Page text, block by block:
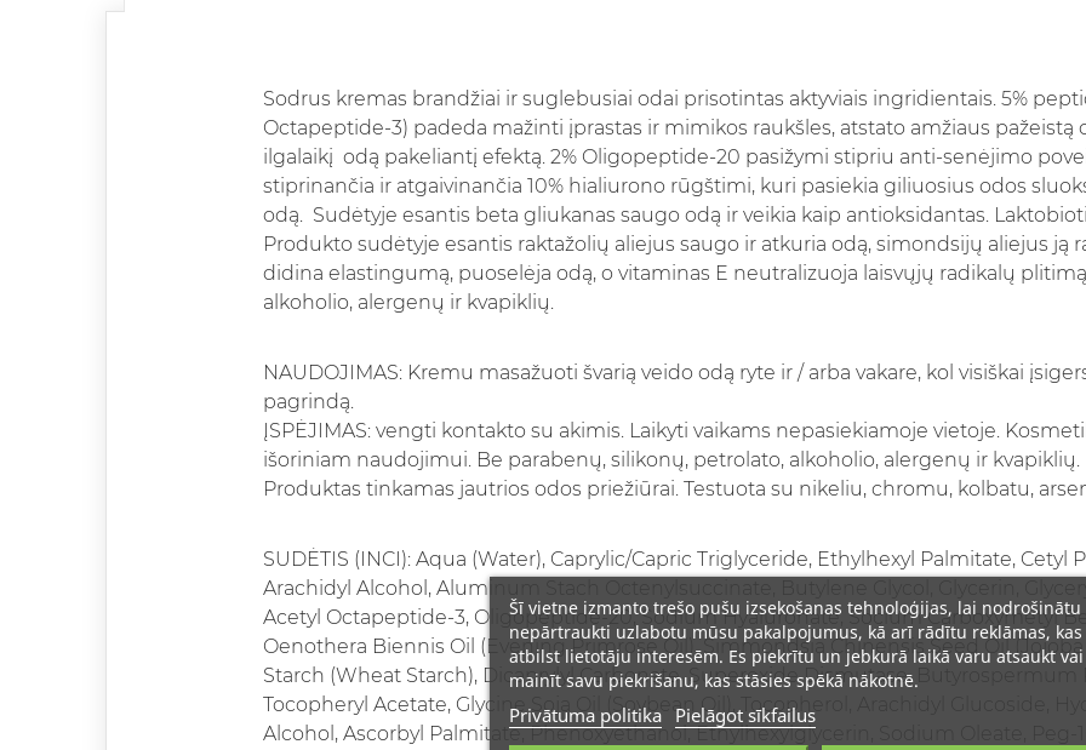
Sodrus kremas brandžiai ir suglebusiai odai prisotintas aktyviais ingridientais. 5%
Octapeptide-3) padeda mažinti įprastas ir mimikos raukšles, atstato amžiaus pažeistą
ilgalaikį odą pakeliantį efektą. 2% Oligopeptide-20 pasižymi stipriu anti-senėjimo
stiprinančia ir atgaivinančia 10% hialiurono rūgštimi, kuri pasiekia giliuosius odos
odą. Sudėtyje esantis beta gliukanas saugo odą ir veikia kaip antioksidantas.
Produkto sudėtyje esantis raktažolių aliejus saugo ir atkuria odą, simondsijų aliejus ją
didina elastingumą, puoselėja odą, o vitaminas E neutralizuoja laisvųjų radikalų
alkoholio, alergenų ir kvapiklių.
NAUDOJIMAS: Kremu masažuoti švarią veido odą ryte ir / arba vakare, kol visiškai
pagrindą.
ĮSPĖJIMAS: vengti kontakto su akimis. Laikyti vaikams nepasiekiamoje vietoje.
išoriniam naudojimui. Be parabenų, silikonų, petrolato, alkoholio, alergenų ir
Produktas tinkamas jautrios odos priežiūrai. Testuota su nikeliu, chromu, kolbatu,
SUDĖTIS (INCI): Aqua (Water), Caprylic/Capric Triglyceride, Ethylhexyl Palmitate, Cetyl
Arachidyl Alcohol, Aluminum Stach Octenylsuccinate, Butylene Glycol, Glycerin,
Acetyl Octapeptide-3, Oligopeptide-20, Sodium Hyaluronate, Socium Carboxymetyl
Oenothera Biennis Oil (Evening Primrose Oil), Simmondsia Chinensis Seed Oil
Starch (Wheat Starch), Dicaprylyl Carbonate, Superoxide Dismutase, Butyrospermum
Tocopheryl Acetate, Glycine Soja Oil (Soybean Oil), Tocopherol, Arachidyl Glucoside,
Alcohol, Ascorbyl Palmitate, Phenoxyethanol, Ethylhexylglycerin, Sodium Oleate, Peg-
Šī vietne izmanto trešo pušu izsekošanas tehnoloģijas, lai nodrošinātu
nepārtraukti uzlabotu mūsu pakalpojumus, kā arī rādītu reklāmas, kas
atbilst lietotāju interesēm. Es piekrītu un jebkurā laikā varu atsaukt vai
mainīt savu piekrišanu, kas stāsies spēkā nākotnē.
Privātuma politika Pielāgot sīkfailus